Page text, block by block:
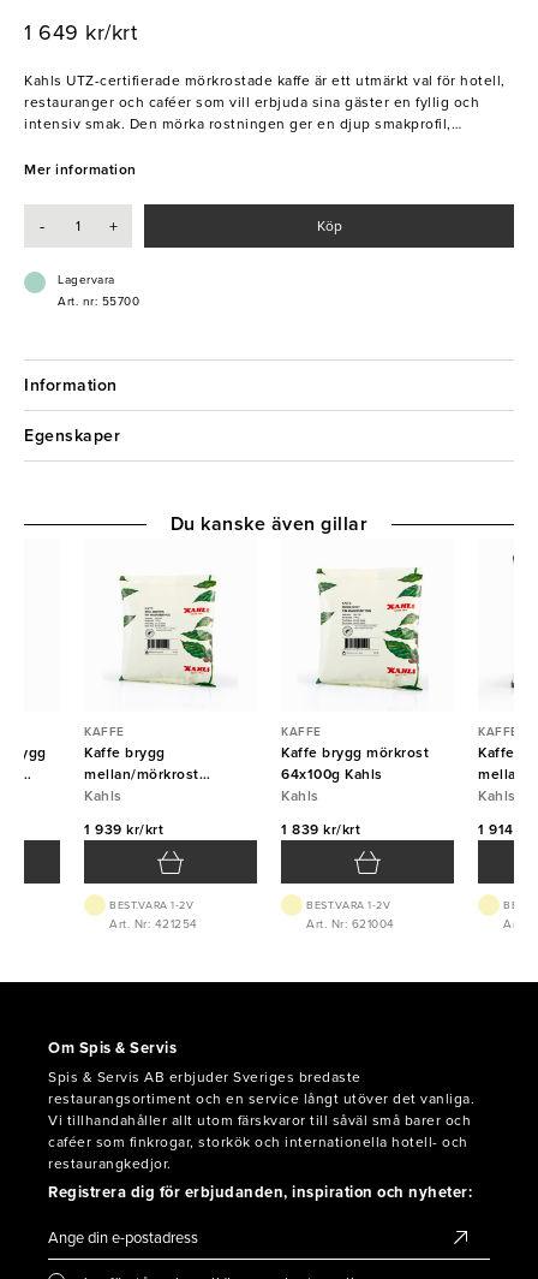
1 649 kr/krt
Kahls UTZ-certifierade mörkrostade kaffe är ett utmärkt val för hotell,
restauranger och caféer som vill erbjuda sina gäster en fyllig och
intensiv smak. Den mörka rostningen ger en djup smakprofil,
miljömässiga standarder följs.
- UTZ-certifierat
Mer information
- + Köp
Lagervara
Art. nr: 55700
Information
Egenskaper
brygg
KAFFE
Kaffe brygg
mellan/mörkrost
54x125g kahls
Kahls
1 939 kr/krt
BEST.VARA 1-2V
Art. Nr: 421254
KAFFE
Kaffe brygg mörkrost
64x100g Kahls
Kahls
1 839 kr/krt
BEST.VARA 1-2V
Art. Nr: 621004
KAFFE
Kaffe
Kahls
Kahls
1 914
Art.
Du kanske även gillar
Om Spis & Servis
Spis & Servis AB erbjuder Sveriges bredaste
restaurangsortiment och en service långt utöver det vanliga.
Vi tillhandahåller allt utom färskvaror till såväl små barer och
caféer som finkrogar, storkök och internationella hotell- och
restaurangkedjor.
Registrera dig för erbjudanden, inspiration och nyheter: